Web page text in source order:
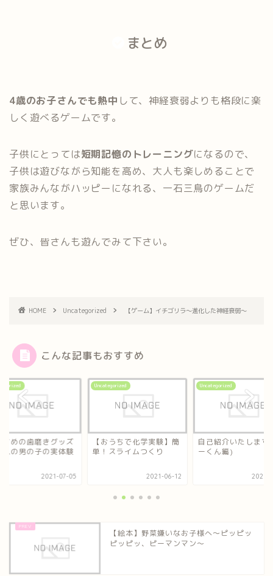
まとめ
4歳のお子さんでも熱中 して、神経衰弱よりも格段に楽
しく遊べるゲームです。
子供にとっては短期記憶のトレーニングになるので、
子供は遊びながら知能を高め、大人も楽しめることで
家族みんながハッピーになれる、一石三鳥のゲームだ
と思います。
ぜひ、皆さんも遊んでみて下さい。
HOME Uncategorized 【ゲーム】イチゴリラ～進化した神経衰弱～
こんな記事もおすすめ
すめの歯磨きグッズ
人の男の子の実体験
2021-07-05
Uncategorized
【おうちで化学実験】簡
単！スライムつくり
2021-06-12
Uncategorized
自己紹介いたします
ーくん編)
2021-
【絵本】野菜嫌いなお子様へ～ピッピッ
ピッピッ、ピーマンマン～